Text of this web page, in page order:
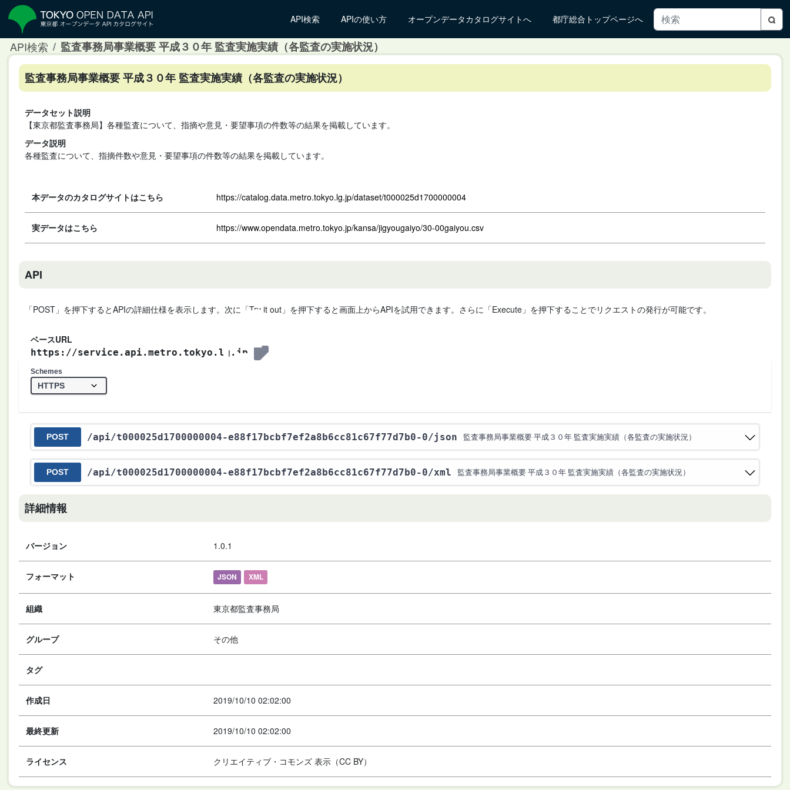
API検索 APIの使い方 オープンデータカタログサイトへ 都庁総合トップページへ
API検索 監査事務局事業概要 平成３０年 監査実施実績（各監査の実施状況）
監査事務局事業概要 平成３０年 監査実施実績（各監査の実施状況）
データセット説明
【東京都監査事務局】各種監査について、指摘や意見・要望事項の件数等の結果を掲載しています。
データ説明
各種監査について、指摘件数や意見・要望事項の件数等の結果を掲載しています。
本データのカタログサイトはこちら https://catalog.data.metro.tokyo.lg.jp/dataset/t000025d1700000004
実データはこちら https://www.opendata.metro.tokyo.jp/kansa/jigyougaiyo/30-00gaiyou.csv
API
「POST」を押下するとAPIの詳細仕様を表示します。次に「Try it out」を押下すると画面上からAPIを試用できます。さらに「Execute」を押下することでリクエストの発行が可能です。
ベースURL
https://service.api.metro.tokyo.lg.jp
Schemes
POST /api/t000025d1700000004-e88f17bcbf7ef2a8b6cc81c67f77d7b0-0/json 監査事務局事業概要 平成３０年 監査実施実績（各監査の実施状況）
POST /api/t000025d1700000004-e88f17bcbf7ef2a8b6cc81c67f77d7b0-0/xml 監査事務局事業概要 平成３０年 監査実施実績（各監査の実施状況）
詳細情報
バージョン 1.0.1
フォーマット JSON XML
組織 東京都監査事務局
グループ その他
タグ
作成日 2019/10/10 02:02:00
最終更新 2019/10/10 02:02:00
ライセンス クリエイティブ・コモンズ 表示（CC BY）